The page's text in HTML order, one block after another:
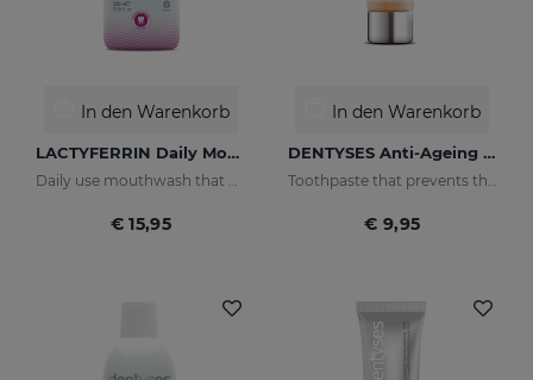
In den Warenkorb
LACTYFERRIN Daily Mouthwash 500ml
Daily use mouthwash that keeps the oral cavity in optimal condition
€ 15,95
In den Warenkorb
DENTYSES Anti-Ageing Toothpaste
Toothpaste that prevents the signs of oral ageing
€ 9,95